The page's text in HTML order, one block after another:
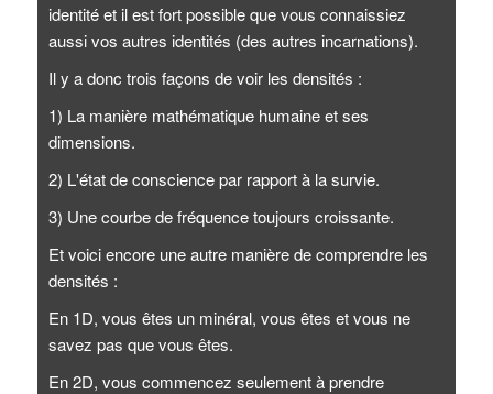
identité et il est fort possible que vous connaissiez
aussi vos autres identités (des autres incarnations).
Il y a donc trois façons de voir les densités :
1) La manière mathématique humaine et ses
dimensions.
2) L'état de conscience par rapport à la survie.
3) Une courbe de fréquence toujours croissante.
Et voici encore une autre manière de comprendre les
densités :
En 1D, vous êtes un minéral, vous êtes et vous ne
savez pas que vous êtes.
En 2D, vous commencez seulement à prendre